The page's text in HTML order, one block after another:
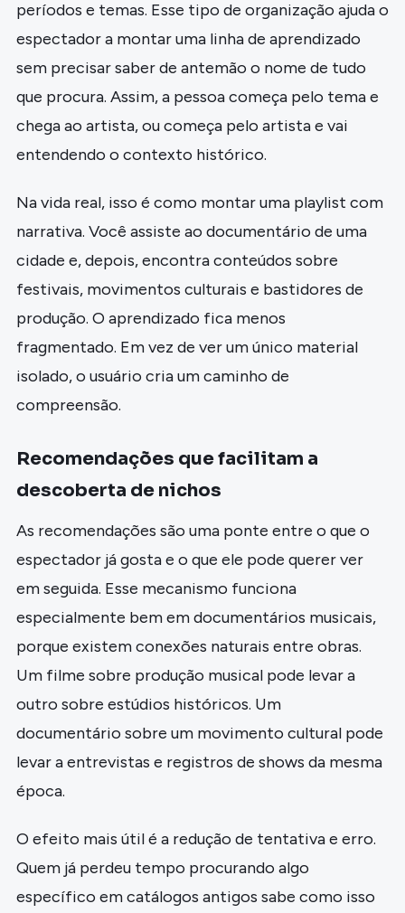
períodos e temas. Esse tipo de organização ajuda o
espectador a montar uma linha de aprendizado
sem precisar saber de antemão o nome de tudo
que procura. Assim, a pessoa começa pelo tema e
chega ao artista, ou começa pelo artista e vai
entendendo o contexto histórico.
Na vida real, isso é como montar uma playlist com
narrativa. Você assiste ao documentário de uma
cidade e, depois, encontra conteúdos sobre
festivais, movimentos culturais e bastidores de
produção. O aprendizado fica menos
fragmentado. Em vez de ver um único material
isolado, o usuário cria um caminho de
compreensão.
Recomendações que facilitam a
descoberta de nichos
As recomendações são uma ponte entre o que o
espectador já gosta e o que ele pode querer ver
em seguida. Esse mecanismo funciona
especialmente bem em documentários musicais,
porque existem conexões naturais entre obras.
Um filme sobre produção musical pode levar a
outro sobre estúdios históricos. Um
documentário sobre um movimento cultural pode
levar a entrevistas e registros de shows da mesma
época.
O efeito mais útil é a redução de tentativa e erro.
Quem já perdeu tempo procurando algo
específico em catálogos antigos sabe como isso